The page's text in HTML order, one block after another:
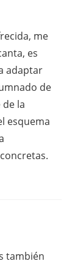
me
es
adaptar
de
la
esquema
también